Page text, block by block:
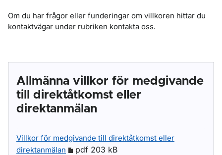
Om du har frågor eller funderingar om villkoren hittar du
kontaktvägar under rubriken kontakta oss.
Allmänna villkor för medgivande
till direktåtkomst eller
direktanmälan
Villkor för medgivande till direktåtkomst eller
direktanmälan
pdf 203 kB